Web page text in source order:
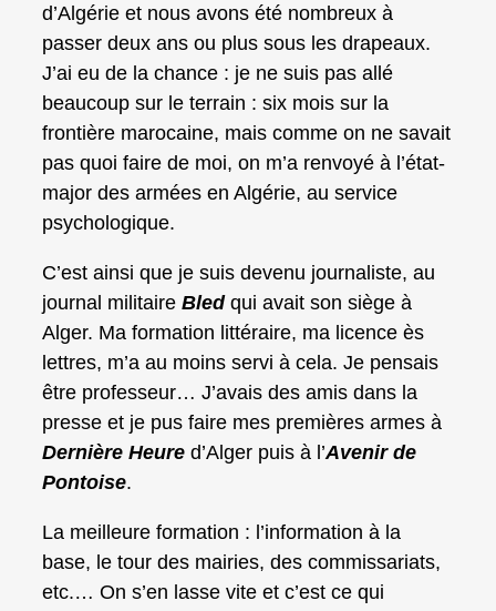
d’Algérie et nous avons été nombreux à
passer deux ans ou plus sous les drapeaux.
J’ai eu de la chance : je ne suis pas allé
beaucoup sur le terrain : six mois sur la
frontière marocaine, mais comme on ne savait
pas quoi faire de moi, on m’a renvoyé à l’état-
major des armées en Algérie, au service
psychologique.
C’est ainsi que je suis devenu journaliste, au
journal militaire Bledqui avait son siège à
Alger. Ma formation littéraire, ma licence ès
lettres, m’a au moins servi à cela. Je pensais
être professeur… J’avais des amis dans la
presse et je pus faire mes premières armes à
Dernière Heure d’Alger puis à l’Avenir de
Pontoise.
La meilleure formation : l’information à la
base, le tour des mairies, des commissariats,
etc.… On s’en lasse vite et c’est ce qui